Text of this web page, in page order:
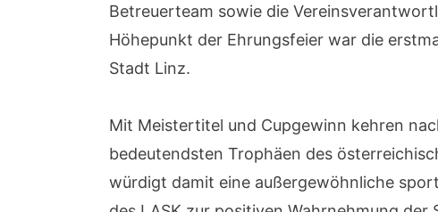
Betreuerteam sowie die
Höhepunkt der Ehrungsfeier war die
Stadt Linz.
Mit Meistertitel und Cupgewinn kehren
bedeutendsten Trophäen des
würdigt damit eine außergewöhnliche